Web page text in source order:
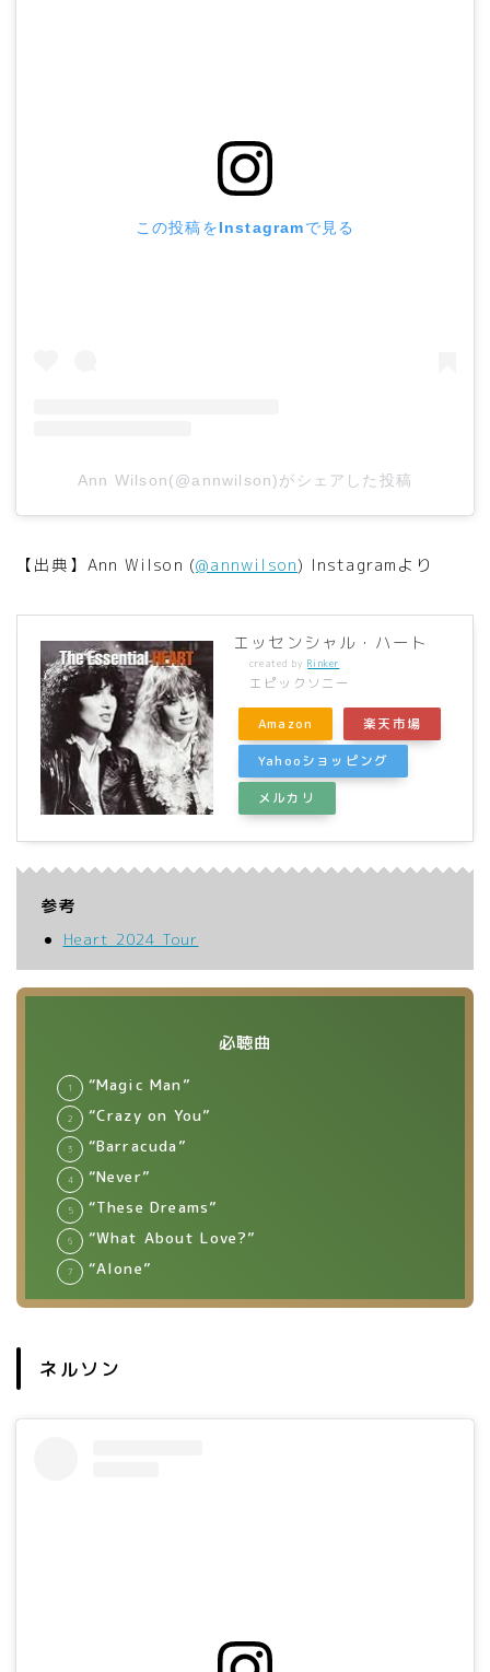
この投稿をInstagramで見る
Ann Wilson(@annwilson)がシェアした投稿
【出典】Ann Wilson (@annwilson) Instagramより
エッセンシャル・ハート
created byRinker
エピックソニー
Amazon 楽天市場
Yahooショッピング
メルカリ
参考
Heart 2024 Tour
必聴曲
“Magic Man”
“Crazy on You”
“Barracuda”
“Never”
“These Dreams”
“What About Love?”
“Alone”
ネルソン